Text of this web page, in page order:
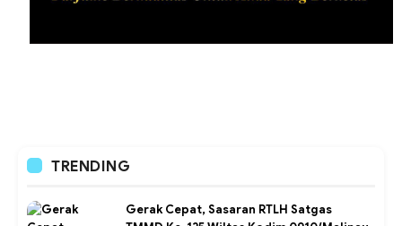
TRENDING
Gerak Cepat, Sasaran RTLH Satgas